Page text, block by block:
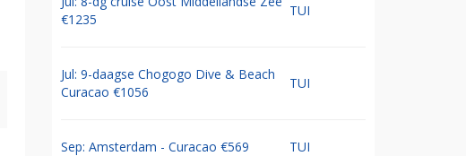
€1235
TUI
Jul: 9-daagse Chogogo Dive & Beach
Curacao €1056
TUI
Sep: Amsterdam - Curacao €569 TUI